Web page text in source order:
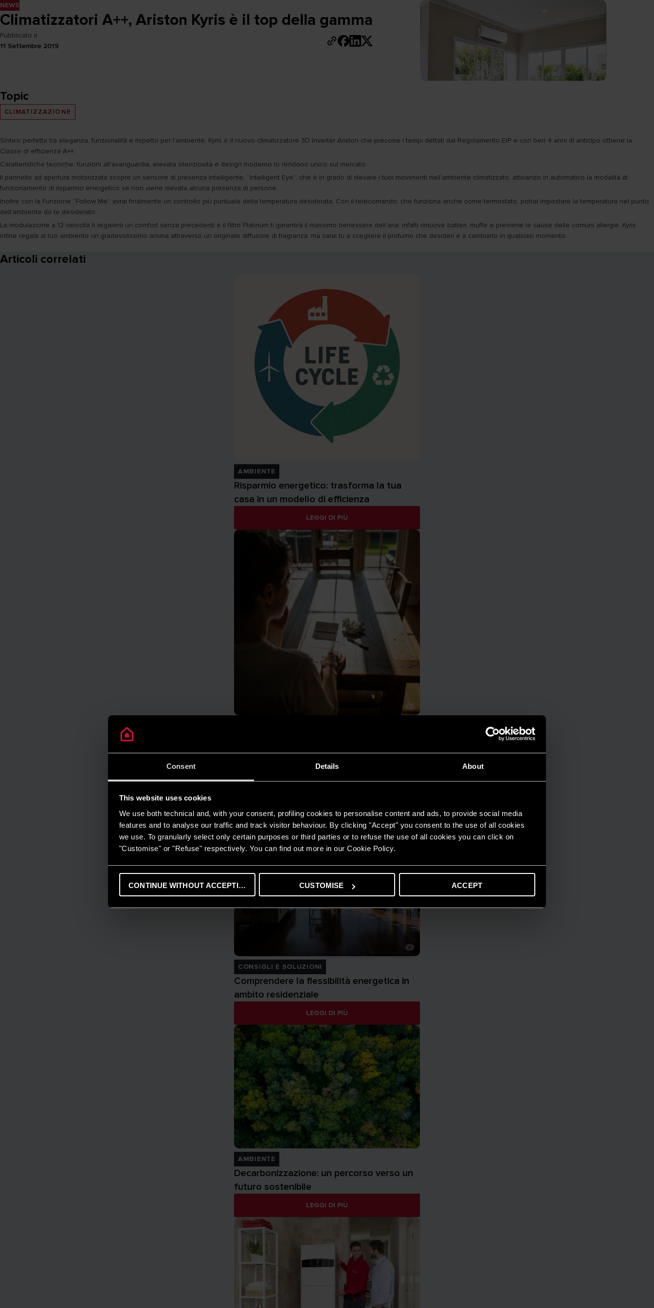
Consent Details About
This website uses cookies
We use both technical and, with your consent, profiling cookies to personalise content and ads, to provide social media
features and to analyse our traffic and track visitor behaviour. By clicking "Accept" you consent to the use of all cookies
we use. To granularly select only certain purposes or third parties or to refuse the use of all cookies you can click on
"Customise" or "Refuse" respectively. You can find out more in our Cookie Policy.
CONTINUE WITHOUT ACCEPTING CUSTOMISE ACCEPT
NEWS
Climatizzatori A++, Ariston Kyris è il top della gamma
Pubblicato il
11 Settembre 2019
Topic
CLIMATIZZAZIONE
Sintesi perfetta tra eleganza, funzionalità e rispetto per l'ambiente, Kyris è il nuovo climatizzatore 3D Inverter Ariston che precorre i tempi dettati dal Regolamento ErP e con ben 4 anni di anticipo ottiene la
Classe di efficienza A++.
Caratteristiche tecniche, funzioni all'avanguardia, elevata silenziosità e design moderno lo rendono unico sul mercato.
Il pannello ad apertura motorizzata scopre un sensore di presenza intelligente, “Intelligent Eye”, che è in grado di rilevare i tuoi movimenti nell'ambiente climatizzato, attivando in automatico la modalità di
funzionamento di risparmio energetico se non viene rilevata alcuna presenza di persone.
Inoltre con la Funzione “Follow Me” avrai finalmente un controllo più puntuale della temperatura desiderata. Con il telecomando, che funziona anche come termostato, potrai impostare la temperatura nel punto
dell'ambiente da te desiderato.
La modulazione a 12 velocità ti regalerà un comfort senza precedenti e il filtro Platinum ti garantirà il massimo benessere dell'aria: infatti rimuove batteri, muffe e previene le cause delle comuni allergie. Kyris
infine regala al tuo ambiente un gradevolissimo aroma attraverso un originale diffusore di fragranza: ma sarai tu a scegliere il profumo che desideri e a cambiarlo in qualsiasi momento.
Articoli correlati
AMBIENTE
Risparmio energetico: trasforma la tua
casa in un modello di efficienza
LEGGI DI PIÙ
CONSIGLI E SOLUZIONI
Comprendere la flessibilità energetica in
ambito residenziale
LEGGI DI PIÙ
AMBIENTE
Decarbonizzazione: un percorso verso un
futuro sostenibile
LEGGI DI PIÙ